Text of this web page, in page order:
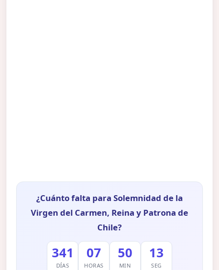
¿Cuánto falta para Solemnidad de la
Virgen del Carmen, Reina y Patrona de
Chile?
341
DÍAS
07
HORAS
50
MIN
12
SEG